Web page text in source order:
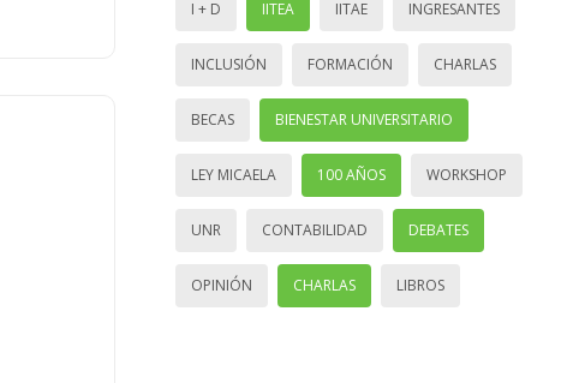
I + D IITEA IITAE INGRESANTES
INCLUSIÓN FORMACIÓN CHARLAS
BECAS BIENESTAR UNIVERSITARIO
LEY MICAELA 100 AÑOS WORKSHOP
UNR CONTABILIDAD DEBATES
OPINIÓN CHARLAS LIBROS